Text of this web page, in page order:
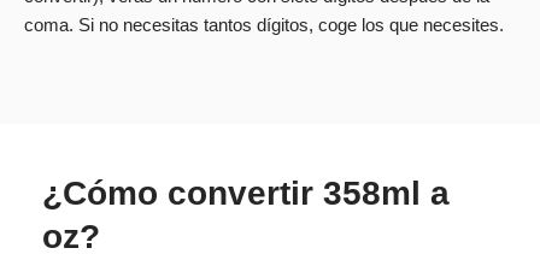
coma. Si no necesitas tantos dígitos, coge los que necesites.
¿Cómo convertir 358ml a
oz?